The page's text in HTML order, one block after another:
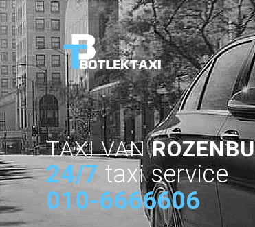
TAXI VAN
24/7 taxi service
010-6666606